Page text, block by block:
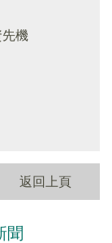
機
返回上頁
聞